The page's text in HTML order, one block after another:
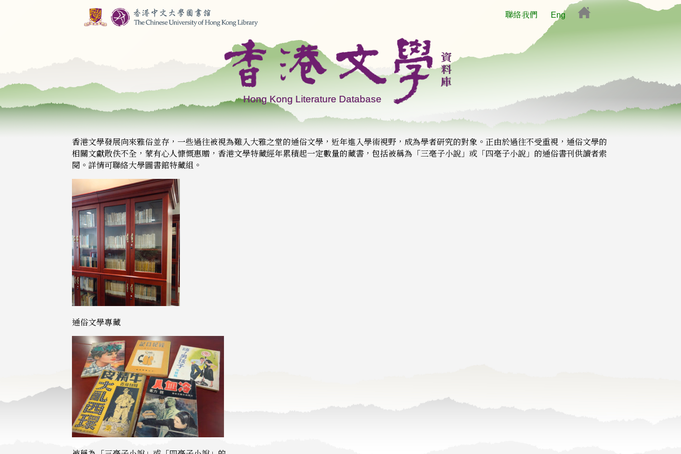
聯絡我們 Eng
香港文學發展向來雅俗並存，一些過往被視為難入大雅之堂的通俗文學，近年進入學術視野，成為學者研究的對象。正由於過往不受重視，通俗文學的
相關文獻散佚不全，蒙有心人慷慨惠贈，香港文學特藏經年累積起一定數量的藏書，包括被稱為「三毫子小說」或「四毫子小說」的通俗書刊供讀者索
閱。詳情可聯絡大學圖書館特藏組。
通俗文學專藏